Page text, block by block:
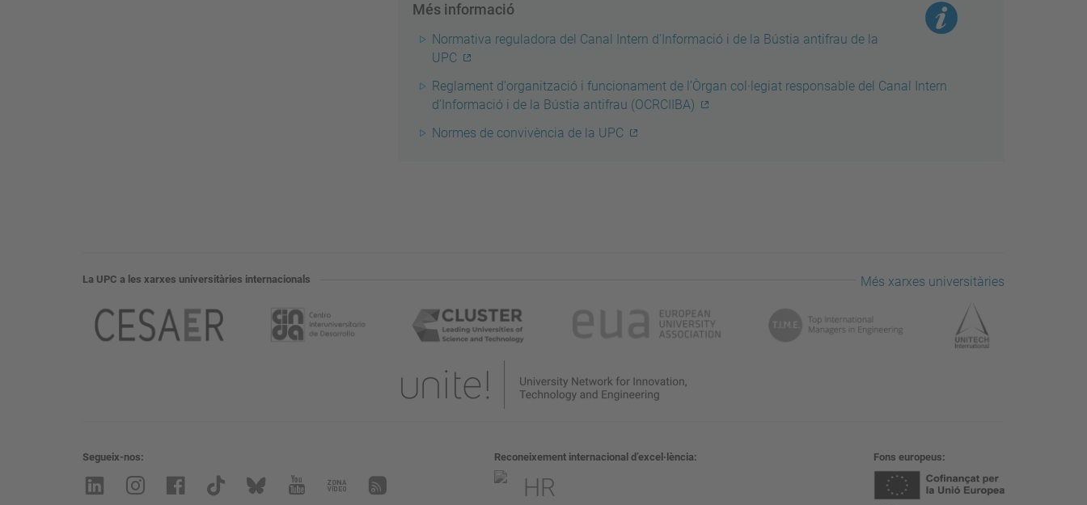
Més informació
Normativa reguladora del Canal Intern d'Informació i de la Bústia antifrau de la
UPC
Reglament d'organització i funcionament de l’Òrgan col·legiat responsable del Canal Intern
d’Informació i de la Bústia antifrau (OCRCIIBA)
Normes de convivència de la UPC
La UPC a les xarxes universitàries internacionals Més xarxes universitàries
Segueix-nos Reconeixement internacional d’excel·lència Fons europeus